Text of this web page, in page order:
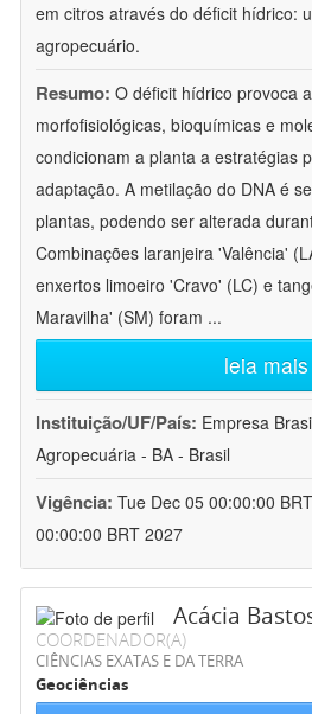
em citros através do déficit hídrico:
agropecuário.
Resumo: O déficit hídrico provoca
morfofisiológicas, bioquímicas e
condicionam a planta a estratégias
adaptação. A metilação do DNA é
plantas, podendo ser alterada
Combinações laranjeira 'Valência'
enxertos limoeiro 'Cravo' (LC) e
Maravilha' (SM) foram ...
leia mais
Instituição/UF/País: Empresa
Agropecuária - BA - Brasil
Vigência: Tue Dec 05 00:00:00
00:00:00 BRT 2027
Acácia
COORDENADOR(A)
CIÊNCIAS EXATAS E DA TERRA
Geociências